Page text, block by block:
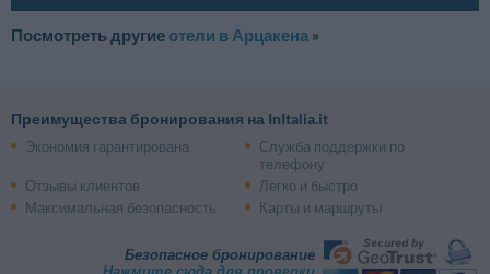
Посмотреть другие отели в Арцакена »
Преимущества бронирования на InItalia.it
Экономия гарантирована
Служба поддержки по
телефону
Отзывы клиентов
Легко и быстро
Максимальная безопасность
Карты и маршруты
Безопасное бронирование